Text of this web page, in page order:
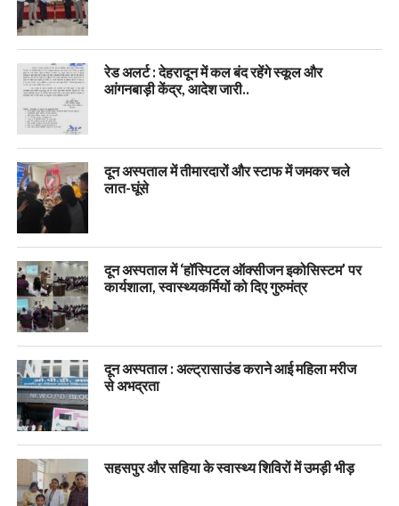
रेड अलर्ट : देहरादून में कल बंद रहेंगे स्कूल और
आंगनबाड़ी केंद्र, आदेश जारी..
दून अस्पताल में तीमारदारों और स्टाफ में जमकर चले
लात-घूंसे
दून अस्पताल में ‘हॉस्पिटल ऑक्सीजन इकोसिस्टम’ पर
कार्यशाला, स्वास्थ्यकर्मियों को दिए गुरुमंत्र
दून अस्पताल : अल्ट्रासाउंड कराने आई महिला मरीज
से अभद्रता
सहसपुर और सहिया के स्वास्थ्य शिविरों में उमड़ी भीड़